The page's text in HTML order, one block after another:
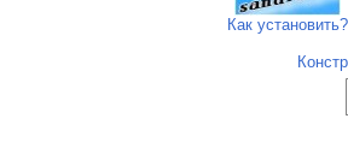
Как установить?